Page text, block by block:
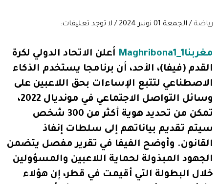
رياضة / الجمعة 01 نونبر 2024 / لا توجد تعليقات:
مغربنا1_Maghribona1
أعلن الاتحاد الدولي لكرة
القدم (فيفا)، الأحد، أن برنامجا يستخدم الذكاء
الاصطناعي لتتبع الإساءات بحق اللاعبين على
وسائل التواصل الاجتماعي في مونديال 2022،
تمكن من تحديد هوية أكثر من 300 شخص
سيتم تقديم بياناتهم إلى سلطات إنفاذ
القانون. وأوضح الفيفا في تقرير مفصل يتضمن
الجهود المبذولة لحماية اللاعبين والمسؤولين
خلال البطولة التي أقيمت في قطر، إن هؤلاء